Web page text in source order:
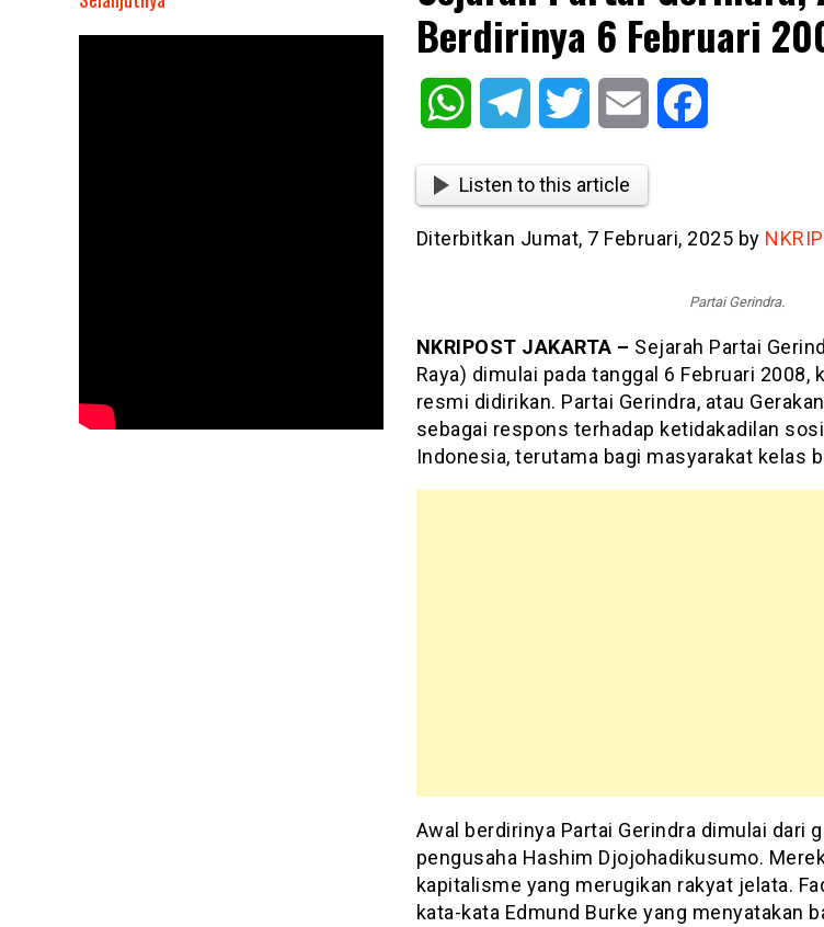
Berdirinya 6 Februari
WhatsAppTelegram Twitter Email
Listen to this article
Diterbitkan Jumat, 7 Februari, 2025 by
Partai Gerindra.
NKRIPOST JAKARTA – Sejarah Partai
Raya) dimulai pada tanggal 6 Februari 2008,
resmi didirikan. Partai Gerindra, atau
sebagai respons terhadap ketidakadilan
Indonesia, terutama bagi masyarakat kelas
Awal berdirinya Partai Gerindra dimulai dari
pengusaha Hashim Djojohadikusumo.
kapitalisme yang merugikan rakyat jelata.
kata-kata Edmund Burke yang menyatakan